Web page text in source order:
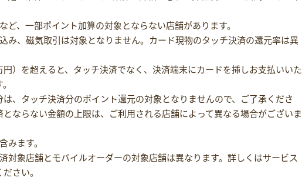
ど、一部ポイント加算の対象とならない店舗があります。
み、磁気取引は対象となりません。カード現物のタッチ決済の還元率は異
）を超えると、タッチ決済でなく、決済端末にカードを挿しお支払いいた
、タッチ決済分のポイント還元の対象となりませんので、ご了承くださ
とならない金額の上限は、ご利用される店舗によって異なる場合がございま
みます。
対象店舗とモバイルオーダーの対象店舗は異なります。詳しくはサービス
さい。